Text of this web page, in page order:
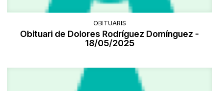
OBITUARIS
Obituari de Dolores Rodríguez Domínguez -
18/05/2025